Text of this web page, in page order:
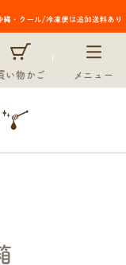
い物かご メニュー